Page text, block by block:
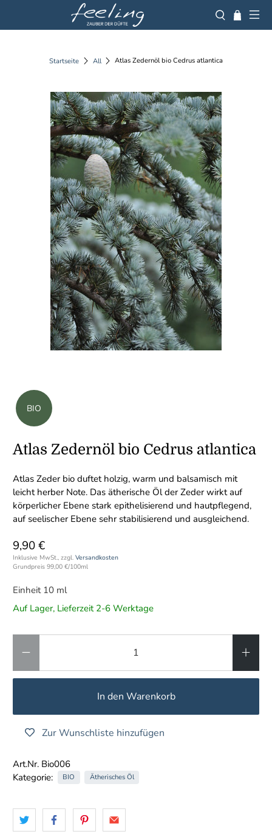
Startseite All Atlas Zedernöl bio Cedrus atlantica
BIO
Atlas Zedernöl bio Cedrus atlantica
Atlas Zeder bio duftet holzig, warm und balsamisch mit
leicht herber Note. Das ätherische Öl der Zeder wirkt auf
körperlicher Ebene stark epithelisierend und hautpflegend,
auf seelischer Ebene sehr stabilisierend und ausgleichend.
9,90 €
Inklusive MwSt., zzgl.Versandkosten
Grundpreis 99,00 €/100ml
Einheit 10 ml
Auf Lager, Lieferzeit 2-6 Werktage
In den Warenkorb
Zur Wunschliste hinzufügen
Art.Nr. Bio006
Kategorie:
BIO Ätherisches Öl